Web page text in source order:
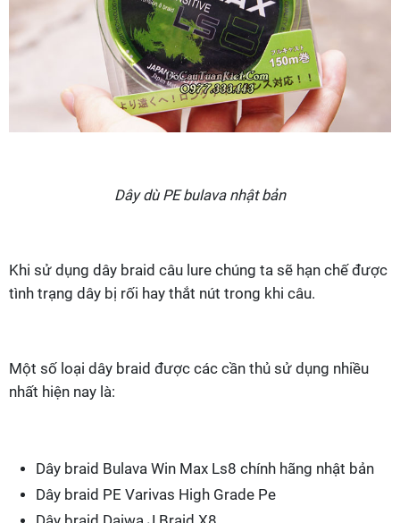
Dây dù PE bulava nhật bản
Khi sử dụng dây braid câu lure chúng ta sẽ hạn chế được
tình trạng dây bị rối hay thắt nút trong khi câu.
Một số loại dây braid được các cần thủ sử dụng nhiều
nhất hiện nay là:
Dây braid Bulava Win Max Ls8 chính hãng nhật bản
Dây braid PE Varivas High Grade Pe